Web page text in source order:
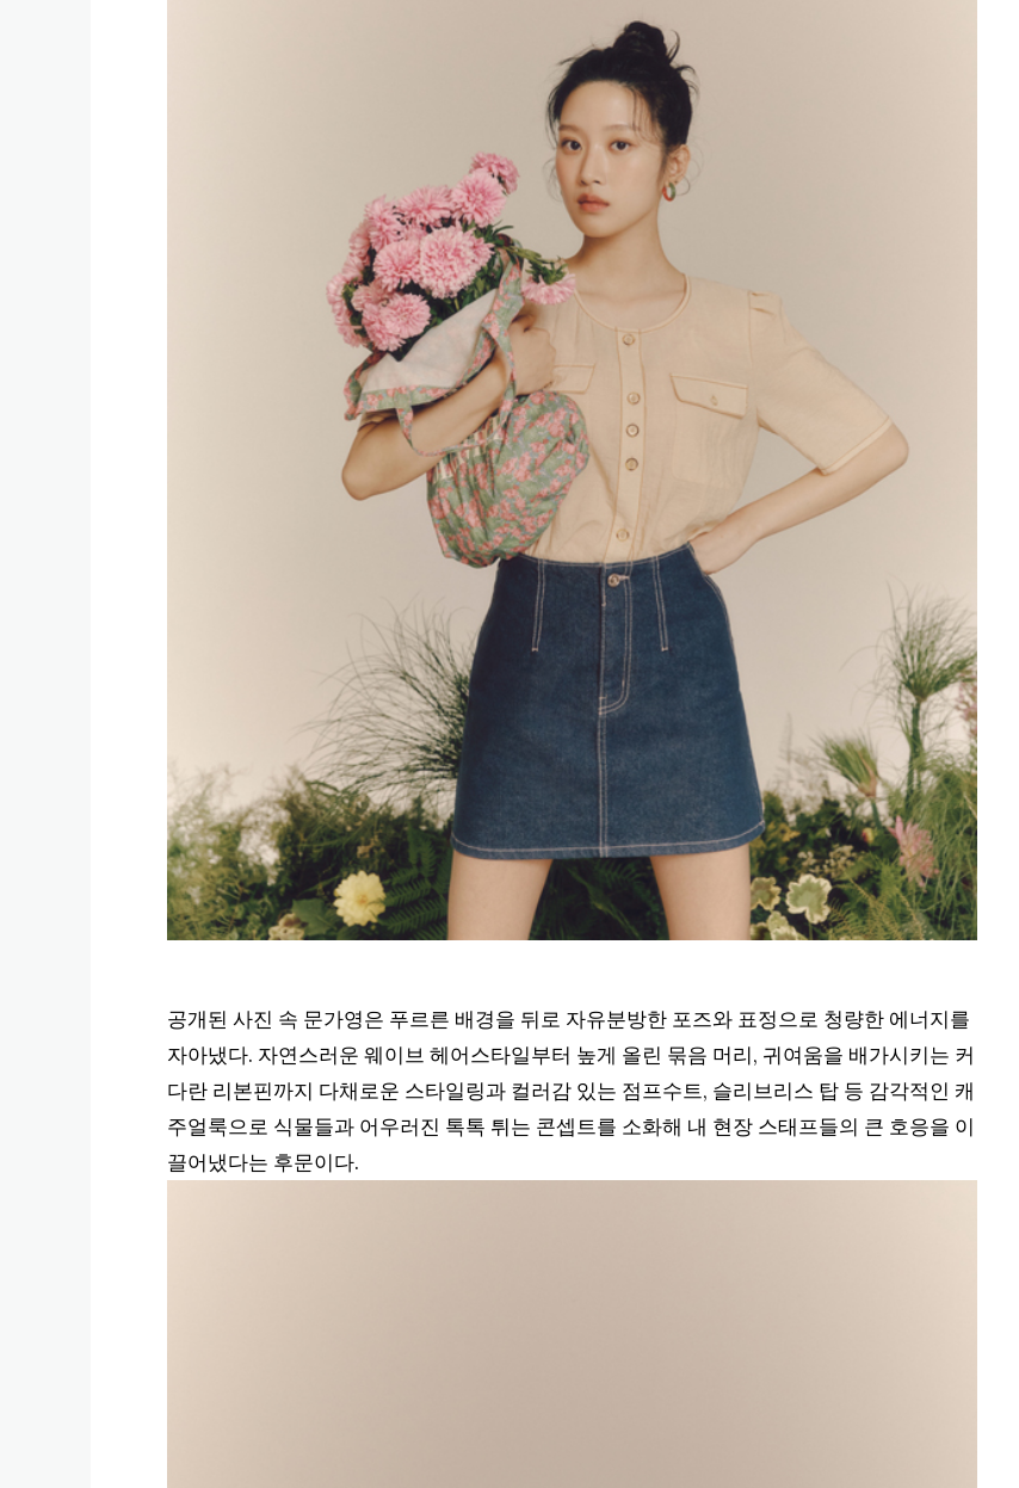
공개된 사진 속 문가영은 푸르른 배경을 뒤로 자유분방한 포즈와 표정으로 청량한 에너지를
자아냈다. 자연스러운 웨이브 헤어스타일부터 높게 올린 묶음 머리, 귀여움을 배가시키는 커
다란 리본핀까지 다채로운 스타일링과 컬러감 있는 점프수트, 슬리브리스 탑 등 감각적인 캐
주얼룩으로 식물들과 어우러진 톡톡 튀는 콘셉트를 소화해 내 현장 스태프들의 큰 호응을 이
끌어냈다는 후문이다.